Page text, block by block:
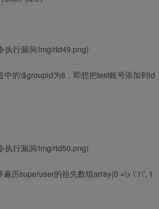
执行漏洞/img/rId49.png)
的\$groupid为8，即想把test账号添加到id
执行漏洞/img/rId50.png)
历superuser的祖先数组array(0 =\> \’1\’, 1